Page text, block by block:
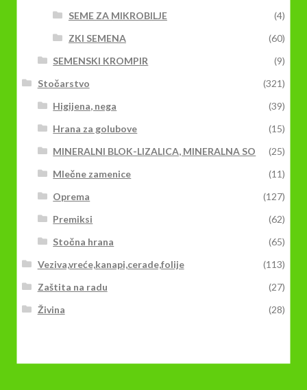
SEME ZA MIKROBILJE
(4)
ZKI SEMENA
(60)
SEMENSKI KROMPIR
(9)
Stočarstvo
(321)
Higijena, nega
(39)
Hrana za golubove
(15)
MINERALNI BLOK-LIZALICA, MINERALNA SO
(25)
Mlečne zamenice
(11)
Oprema
(127)
Premiksi
(62)
Stočna hrana
(65)
Veziva,vreće,kanapi,cerade,folije
(113)
Zaštita na radu
(27)
Živina
(28)